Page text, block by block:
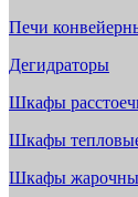
Печи
Дегидраторы
Шкафы
Шкафы
Шкафы